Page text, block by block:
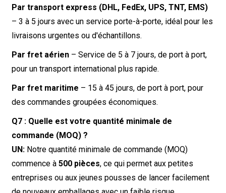
Par transport express (DHL, FedEx, UPS, TNT, EMS)
– 3 à 5 jours avec un service porte-à-porte, idéal pour les
livraisons urgentes ou d'échantillons.
Par fret aérien– Service de 5 à 7 jours, de port à port,
pour un transport international plus rapide.
Par fret maritime – 15 à 45 jours, de port à port, pour
des commandes groupées économiques.
Q7 : Quelle est votre quantité minimale de
commande (MOQ) ?
UN:Notre quantité minimale de commande (MOQ)
commence à 500 pièces, ce qui permet aux petites
entreprises ou aux jeunes pousses de lancer facilement